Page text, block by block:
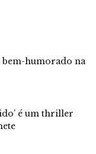
bem-humorado na
é um thriller